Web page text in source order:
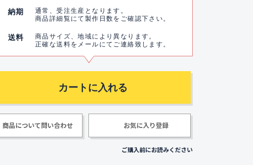
納期
通常、受注生産となります。
商品詳細覧にて製作日数をご確認下さい。
送料
商品サイズ、地域により異なります。
正確な送料をメールにてご連絡致します。
商品について問い合わせ お気に入り登録
ご購入前にお読みください